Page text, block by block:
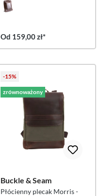
Od 159,00 zł*
-15%
zrównoważony
Buckle & Seam
Płócienny plecak Morris -